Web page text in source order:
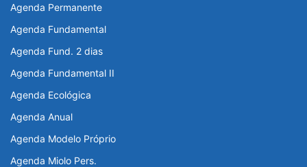
Agenda Permanente
Agenda Fundamental
Agenda Fund. 2 dias
Agenda Fundamental II
Agenda Ecológica
Agenda Anual
Agenda Modelo Próprio
Agenda Miolo Pers.